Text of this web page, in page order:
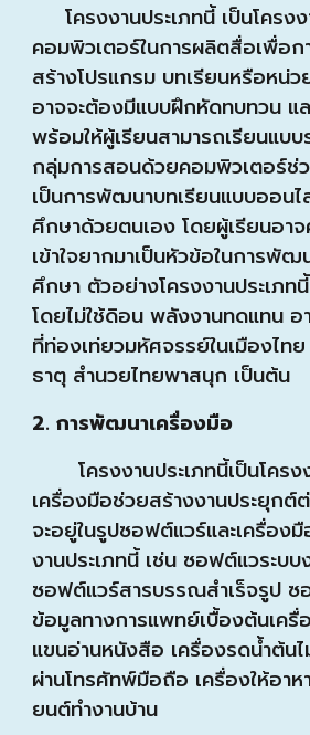
โครงงานประเภทนี้ เป็นโครงง
คอมพิวเตอร์ในการผลิตสื่อเพื่อก
สร้างโปรแกรม บทเรียนหรือหน่ว
อาจจะต้องมีแบบฝึกหัดทบทวน แ
พร้อมให้ผู้เรียนสามารถเรียนแบ
กลุ่มการสอนด้วยคอมพิวเตอร์ช่
เป็นการพัฒนาบทเรียนแบบออนไ
ศึกษาด้วยตนเอง โดยผู้เรียนอา
เข้าใจยากมาเป็นหัวข้อในการพั
ศึกษา ตัวอย่างโครงงานประเภ
โดยไม่ใช้ดิอน พลังงานทดแทน อ
ที่ท่องเท่ยวมหัศจรรย์ในเมืองไท
ธาตุ สำนวยไทยพาสนุก เป็นต้น
2. การพัฒนาเครื่องมือ
โครงงานประเภทนี้เป็นโคร
เครื่องมือช่วยสร้างงานประยุก
จะอยู่ในรูปซอฟต์แวร์และเครื่อง
งานประเภทนี้ เช่น ซอฟต์แวระบบ
ซอฟต์แวร์สารบรรณสำเร็จรูป ซ
ข้อมูลทางการแพทย์เบื้องต้นเค
แขนอ่านหนังสือ เครื่องรดน้ำต้นไ
ผ่านโทรศัทพ์มือถือ เครื่องให้อา
ยนต์ทำงานบ้าน